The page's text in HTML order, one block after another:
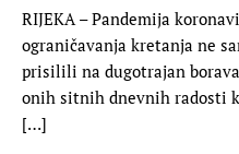
RIJEKA – Pandemija
ograničavanja kretanja ne
prisilili na dugotrajan
onih sitnih dnevnih radosti
[…]